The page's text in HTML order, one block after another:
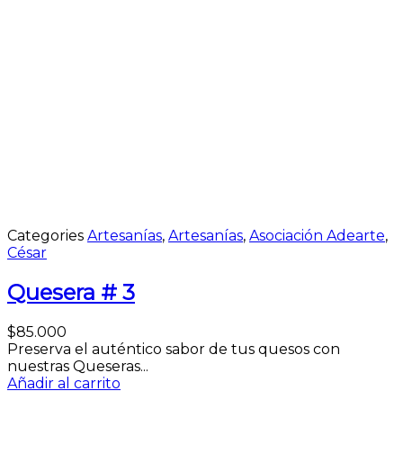
Categories Artesanías, Artesanías, Asociación Adearte,
César
Quesera # 3
$85.000
Preserva el auténtico sabor de tus quesos con
nuestras Queseras...
Añadir al carrito